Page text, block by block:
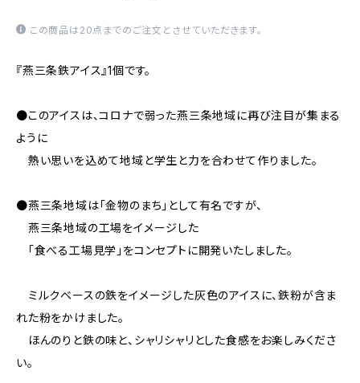
この商品は20点までのご注文とさせていただきます。
『燕三条鉄アイス』1個です。
●このアイスは、コロナで弱った燕三条地域に再び注目が集まる
ように
熱い思いを込めて地域と学生と力を合わせて作りました。
●燕三条地域は「金物のまち」として有名ですが、
燕三条地域の工場をイメージした
「食べる工場見学」をコンセプトに開発いたしました。
ミルクベースの鉄をイメージした灰色のアイスに、鉄粉が含ま
れた粉をかけました。
ほんのりと鉄の味と、シャリシャリとした食感をお楽しみくださ
い。